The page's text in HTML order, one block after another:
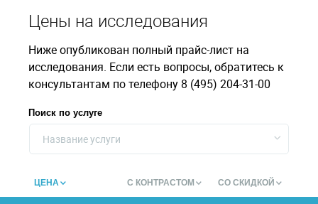
Цены на исследования
Ниже опубликован полный прайс-лист на
исследования. Если есть вопросы, обратитесь к
консультантам по телефону 8 (495) 204-31-00
Поиск по услуге
Название услуги
ЦЕНА С КОНТРАСТОМ СО СКИДКОЙ